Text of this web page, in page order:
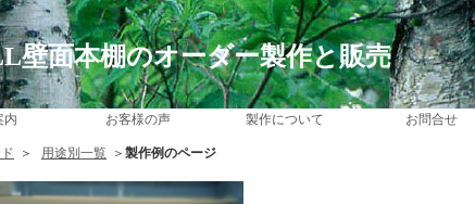
壁面本棚のオーダー製作と販売
内 お客様の声 製作について お問合せ
＞ 用途別一覧 ＞ 製作例のページ